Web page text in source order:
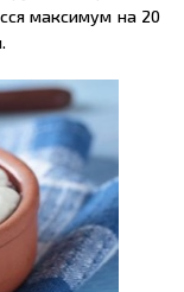
максимум на 20